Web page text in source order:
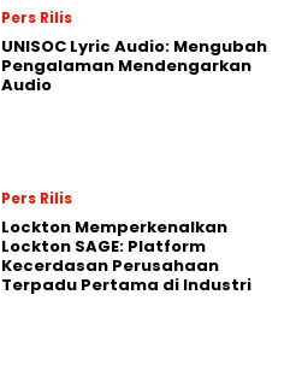
Pers Rilis
UNISOC Lyric Audio: Mengubah
Pengalaman Mendengarkan
Audio
Pers Rilis
Lockton Memperkenalkan
Lockton SAGE: Platform
Kecerdasan Perusahaan
Terpadu Pertama di Industri